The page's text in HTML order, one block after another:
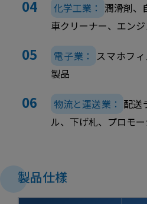
化学工業： 潤滑剤、
車クリーナー、エン
電子業：
スマホフ
製品
物流と運送業： 配送
ル、下げ札、プロモ
製品仕樣